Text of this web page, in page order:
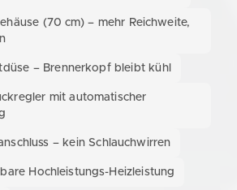
(70 cm) – mehr Reichweite,
– Brennerkopf bleibt kühl
mit automatischer
– kein Schlauchwirren
Hochleistungs-Heizleistung